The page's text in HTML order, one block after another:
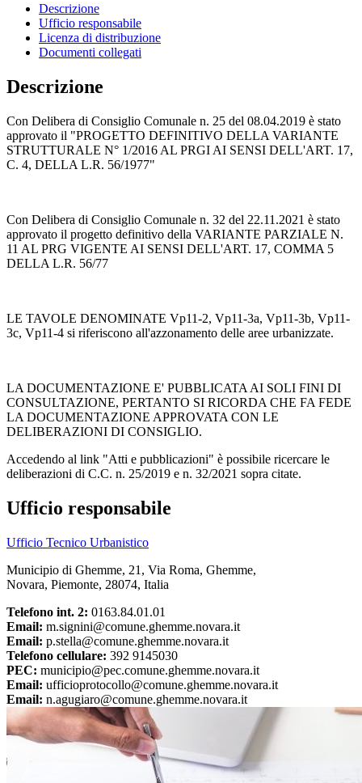
Descrizione
Ufficio responsabile
Licenza di distribuzione
Documenti collegati
Descrizione
Con Delibera di Consiglio Comunale n. 25 del 08.04.2019 è stato
approvato il "PROGETTO DEFINITIVO DELLA VARIANTE
STRUTTURALE N° 1/2016 AL PRGI AI SENSI DELL'ART. 17,
C. 4, DELLA L.R. 56/1977"
Con Delibera di Consiglio Comunale n. 32 del 22.11.2021 è stato
approvato il progetto definitivo della VARIANTE PARZIALE N.
11 AL PRG VIGENTE AI SENSI DELL'ART. 17, COMMA 5
DELLA L.R. 56/77
LE TAVOLE DENOMINATE Vp11-2, Vp11-3a, Vp11-3b, Vp11-
3c, Vp11-4 si riferiscono all'azzonamento delle aree urbanizzate.
LA DOCUMENTAZIONE E' PUBBLICATA AI SOLI FINI DI
CONSULTAZIONE, PERTANTO SI RICORDA CHE FA FEDE
LA DOCUMENTAZIONE APPROVATA CON LE
DELIBERAZIONI DI CONSIGLIO.
Accedendo al link "Atti e pubblicazioni" è possibile ricercare le
deliberazioni di C.C. n. 25/2019 e n. 32/2021 sopra citate.
Ufficio responsabile
Ufficio Tecnico Urbanistico
Municipio di Ghemme, 21, Via Roma, Ghemme,
Novara, Piemonte, 28074, Italia
Telefono int. 2: 0163.84.01.01
Email: m.signini@comune.ghemme.novara.it
Email: p.stella@comune.ghemme.novara.it
Telefono cellulare: 392 9145030
PEC: municipio@pec.comune.ghemme.novara.it
Email: ufficioprotocollo@comune.ghemme.novara.it
Email: n.agugiaro@comune.ghemme.novara.it